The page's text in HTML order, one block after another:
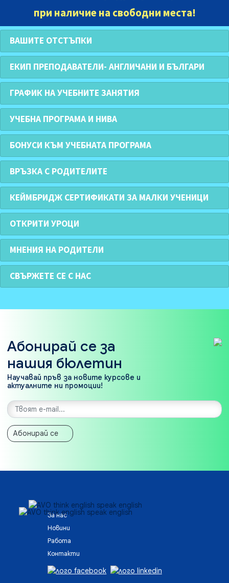
при наличие на свободни места!
ВАШИТЕ ОТСТЪПКИ
ЕКИП ПРЕПОДАВАТЕЛИ- АНГЛИЧАНИ И БЪЛГАРИ
ГРАФИК НА УЧЕБНИТЕ ЗАНЯТИЯ
УЧЕБНА ПРОГРАМА И НИВА
БОНУСИ КЪМ УЧЕБНАТА ПРОГРАМА
ВРЪЗКА С РОДИТЕЛИТЕ
КЕЙМБРИДЖ СЕРТИФИКАТИ ЗА МАЛКИ УЧЕНИЦИ
ОТКРИТИ УРОЦИ
МНЕНИЯ НА РОДИТЕЛИ
СВЪРЖЕТЕ СЕ С НАС
Абонирай се за
нашия бюлетин
Научавай пръв за новите курсове и
актуалните ни промоции!
Абонирай се
За нас
Новини
Работа
Контакти